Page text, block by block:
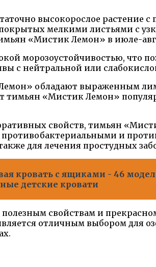
высокорослое растение
покрытых мелкими листьями с
«Мистик Лемон» в июле-
морозоустойчивостью, что
с нейтральной или
обладают выраженным
тимьян «Мистик Лемон»
свойств, тимьян
и
для лечения простудных
кровать с ящиками - 46
детские кровати
свойствам и
отличным выбором